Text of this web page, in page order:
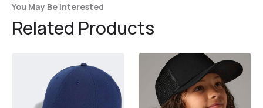
You May Be Interested
Related Products